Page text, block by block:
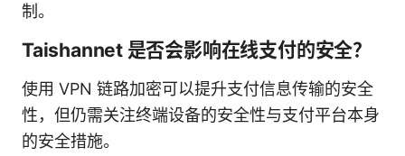
制。
Taishannet 是否会影响在线支付的安全？
使用 VPN 链路加密可以提升支付信息传输的安全
性，但仍需关注终端设备的安全性与支付平台本身
的安全措施。